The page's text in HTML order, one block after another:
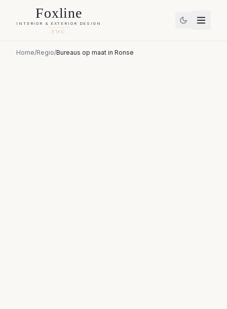
Foxline
INTERIOR & EXTERIOR DESIGN
FWC
Home/Regio/Bureaus op maat in Ronse